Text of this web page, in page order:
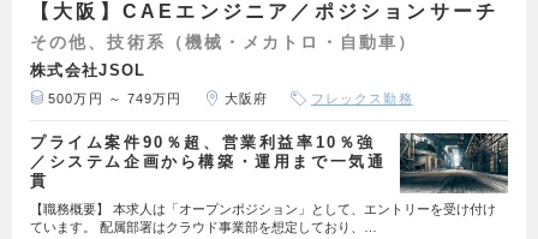
【大阪】CAEエンジニア／ポジションサーチ
その他、技術系（機械・メカトロ・自動車）
株式会社JSOL
500万円 ～ 749万円 大阪府 フレックス勤務
プライム案件90％超、営業利益率10％強
／システム企画から構築・運用まで一気通
貫
【職務概要】 本求人は「オープンポジション」として、エントリーを受け付け
ています。 配属部署はクラウド事業部を想定しており、…